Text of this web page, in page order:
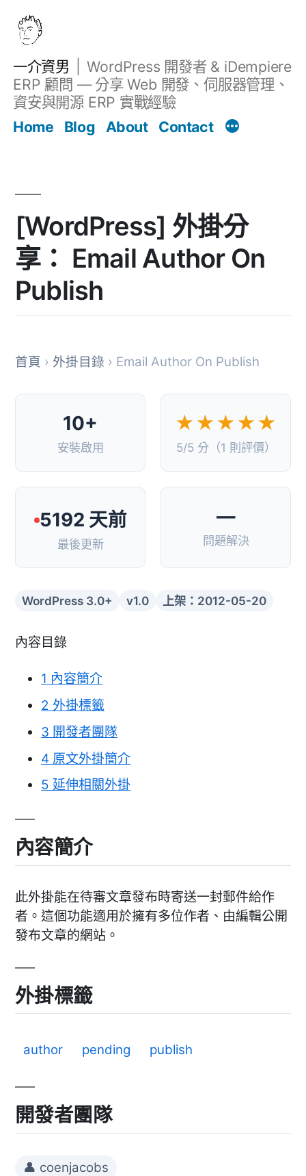
一介資男
WordPress 開發者 & iDempiere
ERP 顧問 — 分享 Web 開發、伺服器管理、
資安與開源 ERP 實戰經驗
Home
Blog About Contact
[WordPress] 外掛分
享： Email Author On
Publish
首頁 › 外掛目錄 › Email Author On Publish
10+
安裝啟用
★★★★★
5/5 分（1 則評價）
5192 天前
最後更新
—
問題解決
WordPress 3.0+ v1.0 上架：2012-05-20
內容目錄
1 內容簡介
2 外掛標籤
3 開發者團隊
4 原文外掛簡介
5 延伸相關外掛
內容簡介
此外掛能在待審文章發布時寄送一封郵件給作
者。這個功能適用於擁有多位作者、由編輯公開
發布文章的網站。
外掛標籤
author pending publish
開發者團隊
👤 coenjacobs
文章